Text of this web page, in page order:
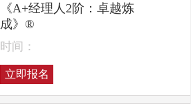
《A+经理人2阶：卓越炼
成》®
时间：
立即报名